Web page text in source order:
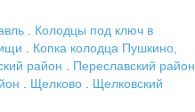
Колодцы под ключ в
Копка колодца Пушкино,
район
Переславский район
Щелково
Щелковский